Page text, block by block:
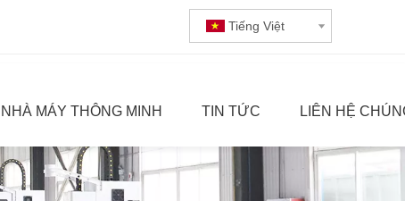
Tiếng Việt
NHÀ MÁY THÔNG MINH TIN TỨC LIÊN HỆ